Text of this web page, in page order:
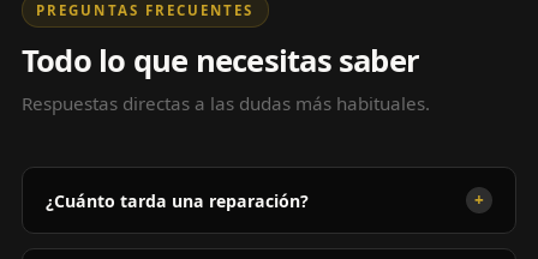
PREGUNTAS FRECUENTES
Todo lo que necesitas saber
Respuestas directas a las dudas más habituales.
¿Cuánto tarda una reparación? +